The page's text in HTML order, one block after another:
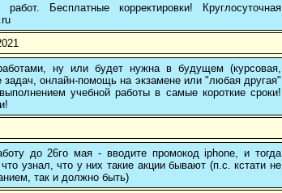
Бесплатные корректировки! Круглосуточная
ну или будет нужна в будущем (курсовая,
онлайн-помощь на экзамене или "любая другая"
учебной работы в самые короткие сроки!
до 26го мая - вводите промокод iphone, и тогда
узнал, что у них такие акции бывают (п.с. кстати не
так и должно быть)